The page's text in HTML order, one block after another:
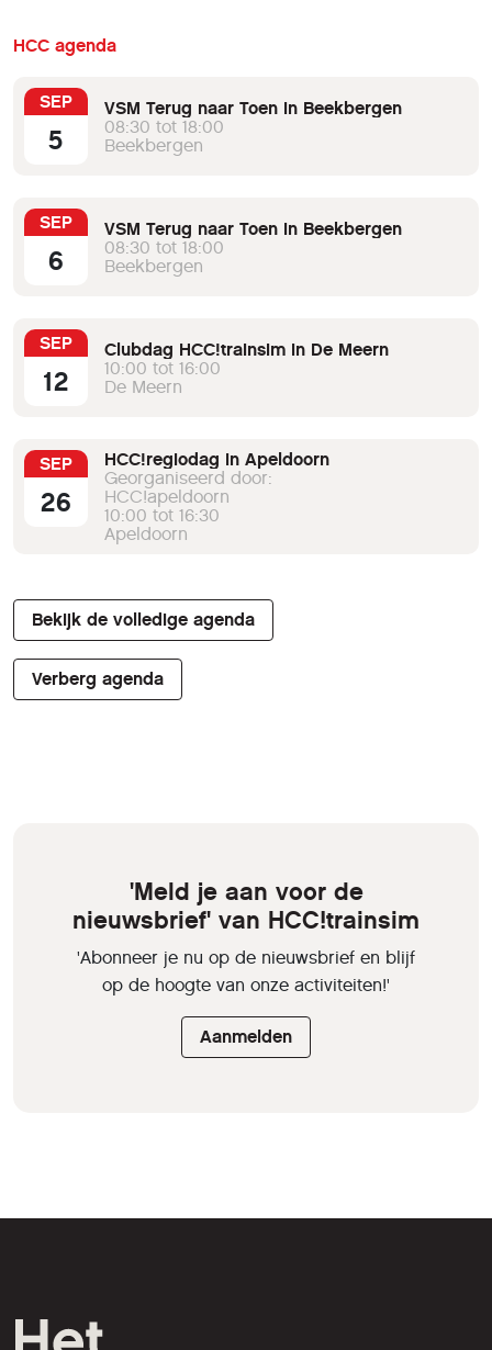
HCC agenda
SEP
5
VSM Terug naar Toen in Beekbergen
08:30 tot 18:00
Beekbergen
SEP
6
VSM Terug naar Toen in Beekbergen
08:30 tot 18:00
Beekbergen
SEP
12
Clubdag HCC!trainsim in De Meern
10:00 tot 16:00
De Meern
SEP
26
HCC!regiodag in Apeldoorn
Georganiseerd door:
HCC!apeldoorn
10:00 tot 16:30
Apeldoorn
Bekijk de volledige agenda
Verberg agenda
'Meld je aan voor de
nieuwsbrief' van HCC!trainsim
'Abonneer je nu op de nieuwsbrief en blijf
op de hoogte van onze activiteiten!'
Aanmelden